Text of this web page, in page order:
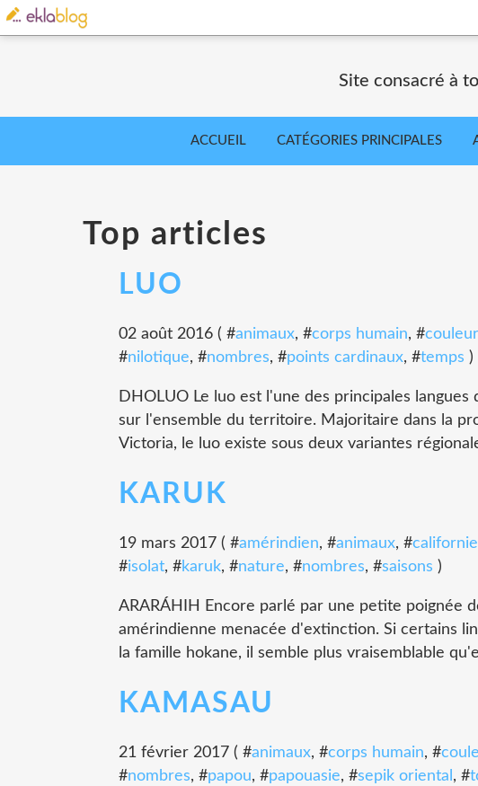
Site consacré à
ACCUEIL CATÉGORIES PRINCIPALES
Top articles
LUO
02 août 2016 ( #animaux, #corps humain, #
#nilotique, #nombres, #points cardinaux, #temps )
DHOLUO Le luo est l'une des principales
sur l'ensemble du territoire. Majoritaire dans la
Victoria, le luo existe sous deux variantes
KARUK
19 mars 2017 ( #amérindien, #animaux, #californie
#isolat, #karuk, #nature, #nombres, #saisons )
ARARÁHIH Encore parlé par une petite poignée
amérindienne menacée d'extinction. Si certains
la famille hokane, il semble plus vraisemblable
KAMASAU
21 février 2017 ( #animaux, #corps humain, #
#nombres, #papou, #papouasie, #sepik oriental , #